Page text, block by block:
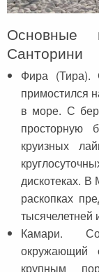
Основные
Санторини
Фира (Тира).
примостился
в море. С
просторную
круизных
дискотеках.
раскопках
тысячелетней
Камари.
окружающий
крупным